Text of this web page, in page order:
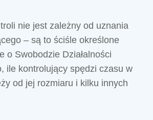
nie jest zależny od uznania
– są to ściśle określone
o Swobodzie Działalności
ile kontrolujący spędzi czasu w
od jej rozmiaru i kilku innych